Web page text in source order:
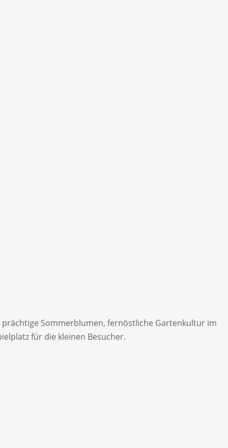
Sommerblumen, fernöstliche Gartenkultur im
für die kleinen Besucher.